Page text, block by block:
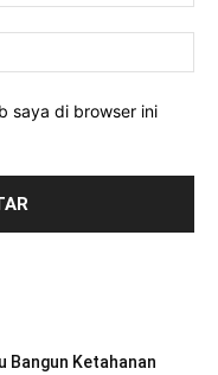
saya di browser ini
Bangun Ketahanan